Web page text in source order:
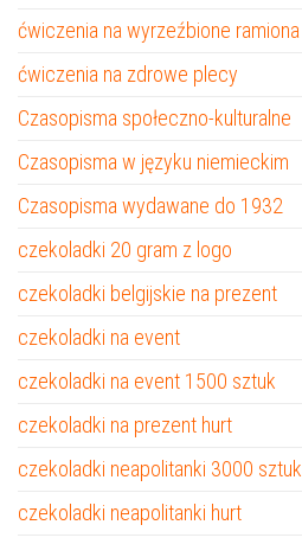
ćwiczenia na wyrzeźbione ramiona
ćwiczenia na zdrowe plecy
Czasopisma społeczno-kulturalne
Czasopisma w języku niemieckim
Czasopisma wydawane do 1932
czekoladki 20 gram z logo
czekoladki belgijskie na prezent
czekoladki na event
czekoladki na event 1500 sztuk
czekoladki na prezent hurt
czekoladki neapolitanki 3000 sztuk
czekoladki neapolitanki hurt